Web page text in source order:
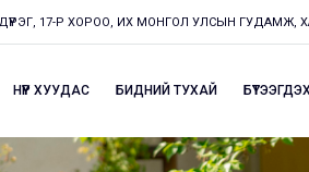
17-Р ХОРОО, ИХ МОНГОЛ УЛСЫН ГУДАМЖ,
НҮҮР ХУУДАС БИДНИЙ ТУХАЙ